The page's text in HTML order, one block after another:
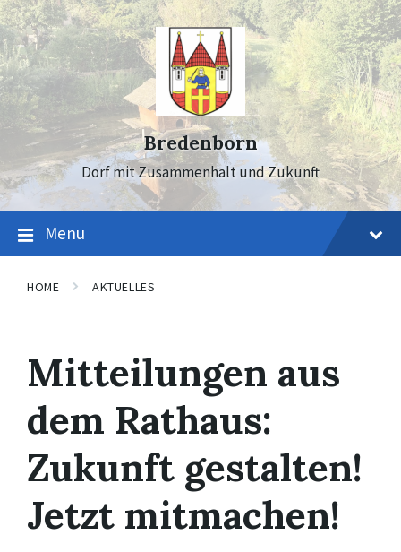
Skip
to
content
Skip
to
main
navigation
Skip
to
footer
Bredenborn
Dorf mit Zusammenhalt und Zukunft
Menu
HOME AKTUELLES
Mitteilungen aus
dem Rathaus:
Zukunft gestalten!
Jetzt mitmachen!